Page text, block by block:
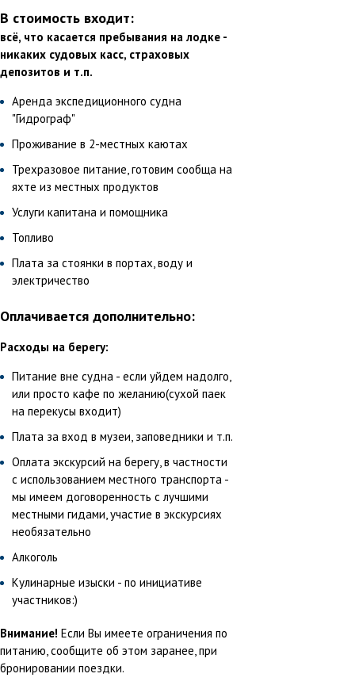
В стоимость входит:
всё, что касается пребывания на лодке -
никаких судовых касс, страховых
депозитов и т.п.
Аренда экспедиционного судна
"Гидрограф"
Проживание в 2-местных каютах
Трехразовое питание, готовим сообща на
яхте из местных продуктов
Услуги капитана и помощника
Топливо
Плата за стоянки в портах, воду и
электричество
Оплачивается дополнительно:
Расходы на берегу:
Питание вне судна - если уйдем надолго,
или просто кафе по желанию(сухой паек
на перекусы входит)
Плата за вход в музеи, заповедники и т.п.
Оплата экскурсий на берегу, в частности
с использованием местного транспорта -
мы имеем договоренность с лучшими
местными гидами, участие в экскурсиях
необязательно
Алкоголь
Кулинарные изыски - по инициативе
участников:)
Внимание! Если Вы имеете ограничения по
питанию, сообщите об этом заранее, при
бронировании поездки.